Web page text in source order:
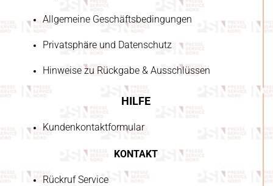
Allgemeine Geschäftsbedingungen
Privatsphäre und Datenschutz
Hinweise zu Rückgabe & Ausschlüssen
HILFE
Kundenkontaktformular
KONTAKT
Rückruf Service